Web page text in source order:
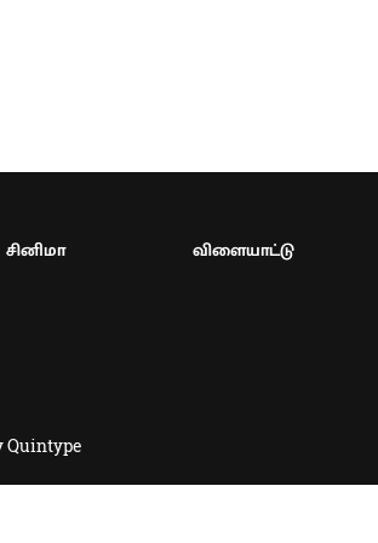
சினிமா விளையாட்டு
Quintype